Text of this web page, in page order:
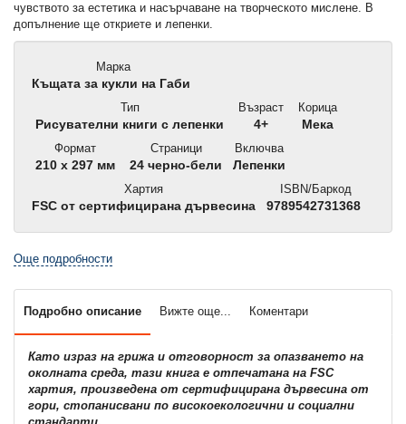
чувството за естетика и насърчаване на творческото мислене. В
допълнение ще откриете и лепенки.
Марка
Къщата за кукли на Габи
Тип
Рисувателни книги с лепенки
Възраст
4+
Корица
Мека
Формат
210 x 297 мм
Страници
24 черно-бели
Включва
Лепенки
Хартия
FSC от сертифицирана дървесина
ISBN/Баркод
9789542731368
Още подробности
Подробно описание Вижте още... Коментари
Като израз на грижа и отговорност за опазването на
околната среда, тази книга е отпечатана на FSC
хартия, произведена от сертифицирана дървесина от
гори, стопанисвани по високоекологични и социални